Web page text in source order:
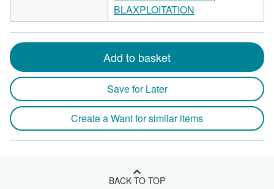
BLAXPLOITATION
Add to basket
Save for Later
Create a Want for similar items
BACK TO TOP